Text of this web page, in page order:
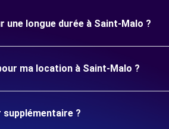
une longue durée à Saint-Malo ?
ma location à Saint-Malo ?
?